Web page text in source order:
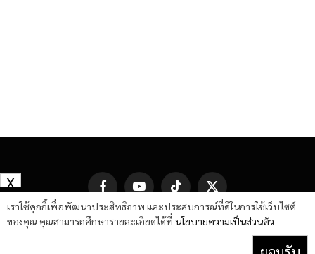
FacebookYouTube TikTok
X
(Twitter)
เราใช้คุกกี้เพื่อพัฒนาประสิทธิภาพ และประสบการณ์ที่ดีในการใช้เว็บไซต์
ของคุณ คุณสามารถศึกษารายละเอียดได้ที่ นโยบายความเป็นส่วนตัว
X